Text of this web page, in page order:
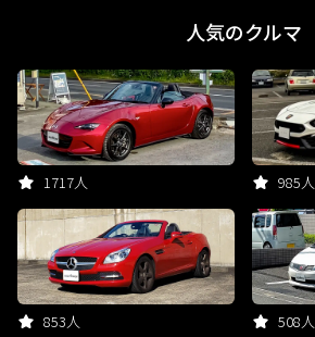
人気のクルマ
1717人 985人
853人 508人